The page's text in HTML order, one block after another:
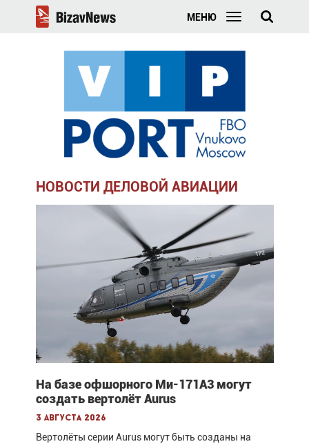
МЕНЮ
НОВОСТИ ДЕЛОВОЙ АВИАЦИИ
На базе офшорного Ми-171А3 могут
создать вертолёт Aurus
3 августа 2026
Вертолёты серии Aurus могут быть созданы на